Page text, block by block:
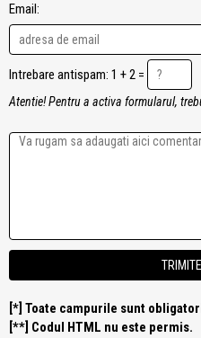
Email:
Intrebare antispam: 1 + 2 =
Atentie! Pentru a activa formularul,
[*] Toate campurile sunt
[**] Codul HTML nu este permis.